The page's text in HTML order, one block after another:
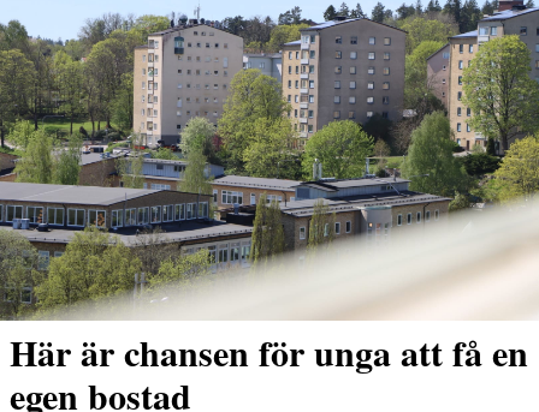
Här är chansen för unga att få en
egen bostad